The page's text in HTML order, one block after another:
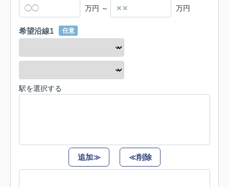
万円 ～ 万円
希望沿線1 任意
駅を選択する
追加≫ ≪削除